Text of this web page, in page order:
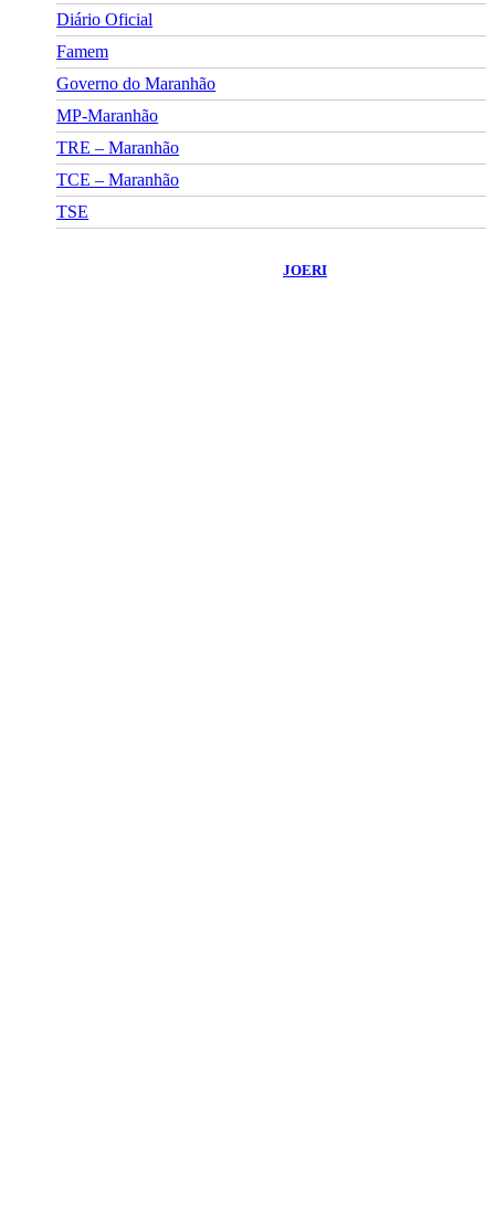
Diário Oficial
Famem
Governo do Maranhão
MP-Maranhão
TRE – Maranhão
TCE – Maranhão
TSE
JOERI